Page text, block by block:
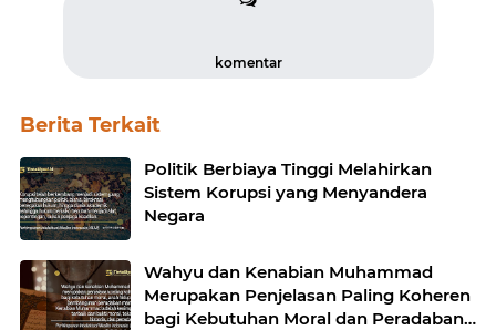
komentar
Berita Terkait
Politik Berbiaya Tinggi Melahirkan
Sistem Korupsi yang Menyandera
Negara
Wahyu dan Kenabian Muhammad
Merupakan Penjelasan Paling Koheren
bagi Kebutuhan Moral dan Peradaban